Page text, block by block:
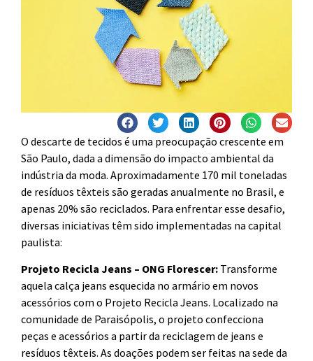
O descarte de tecidos é uma preocupação crescente em
São Paulo, dada a dimensão do impacto ambiental da
indústria da moda. Aproximadamente 170 mil toneladas
de resíduos têxteis são geradas anualmente no Brasil, e
apenas 20% são reciclados. Para enfrentar esse desafio,
diversas iniciativas têm sido implementadas na capital
paulista:
Projeto Recicla Jeans – ONG Florescer: Transforme
aquela calça jeans esquecida no armário em novos
acessórios com o Projeto Recicla Jeans. Localizado na
comunidade de Paraisópolis, o projeto confecciona
peças e acessórios a partir da reciclagem de jeans e
resíduos têxteis. As doações podem ser feitas na sede da